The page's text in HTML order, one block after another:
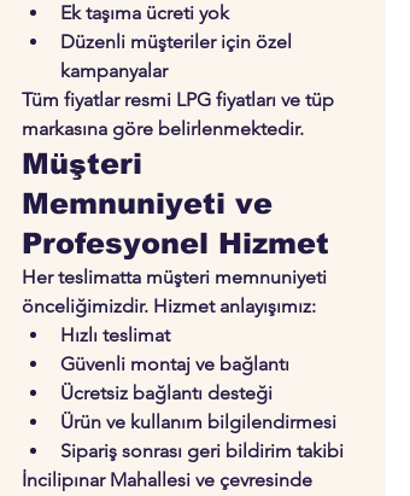
Ek taşıma ücreti yok
Düzenli müşteriler için özel
kampanyalar
Tüm fiyatlar resmi LPG fiyatları ve tüp
markasına göre belirlenmektedir.
Müşteri
Memnuniyeti ve
Profesyonel Hizmet
Her teslimatta müşteri memnuniyeti
önceliğimizdir. Hizmet anlayışımız:
Hızlı teslimat
Güvenli montaj ve bağlantı
Ücretsiz bağlantı desteği
Ürün ve kullanım bilgilendirmesi
Sipariş sonrası geri bildirim takibi
İncilipınar Mahallesi ve çevresinde